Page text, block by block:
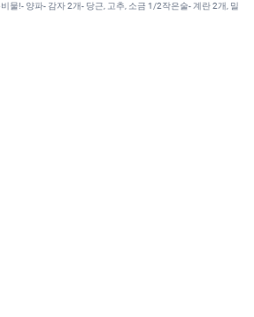
물!- 양파- 감자 2개- 당근, 고추, 소금 1/2작은술- 계란 2개, 밀